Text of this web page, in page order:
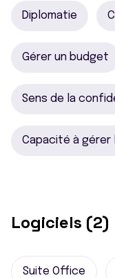
Diplomatie
Gérer un budget
Sens de la
Capacité à gérer
Logiciels (2)
Suite Office